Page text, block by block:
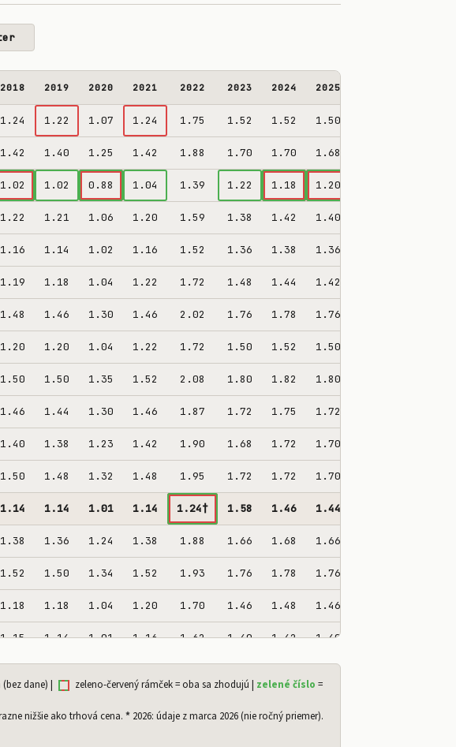
2018 2019 2020 2021 2022 2023 2024 2025
1.24 1.22 1.07 1.24 1.75 1.52 1.52 1.50
1.42 1.40 1.25 1.42 1.88 1.70 1.70 1.68
1.02 1.02 0.88 1.04 1.39 1.22 1.18 1.20
1.22 1.21 1.06 1.20 1.59 1.38 1.42 1.40
1.16 1.14 1.02 1.16 1.52 1.36 1.38 1.36
1.19 1.18 1.04 1.22 1.72 1.48 1.44 1.42
1.48 1.46 1.30 1.46 2.02 1.76 1.78 1.76
1.20 1.20 1.04 1.22 1.72 1.50 1.52 1.50
1.50 1.50 1.35 1.52 2.08 1.80 1.82 1.80
1.46 1.44 1.30 1.46 1.87 1.72 1.75 1.72
1.40 1.38 1.23 1.42 1.90 1.68 1.72 1.70
1.50 1.48 1.32 1.48 1.95 1.72 1.72 1.70
1.14 1.14 1.01 1.14 1.24† 1.58 1.46 1.44
1.38 1.36 1.24 1.38 1.88 1.66 1.68 1.66
1.52 1.50 1.34 1.52 1.93 1.76 1.78 1.76
1.18 1.18 1.04 1.20 1.70 1.46 1.48 1.46
1.15 1.14 1.01 1.16 1.62 1.40 1.42 1.40
1.40
dane) | zeleno-červený rámček = oba sa zhodujú | zelené číslo =
nižšie ako trhová cena. * 2026: údaje z marca 2026 (nie ročný priemer).